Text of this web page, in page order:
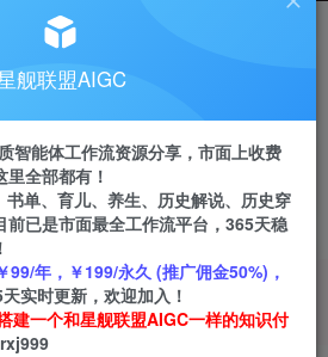
每周免费工作流体验
舰联盟AIGC
智能体工作流资源分享，市面上收费
全部都有！
书单、育儿、养生、历史解说、历史穿
前已是市面最全工作流平台，365天稳
99/年，￥199/永久 (推广佣金50%)，
实时更新，欢迎加入！
建一个和星舰联盟AIGC一样的知识付